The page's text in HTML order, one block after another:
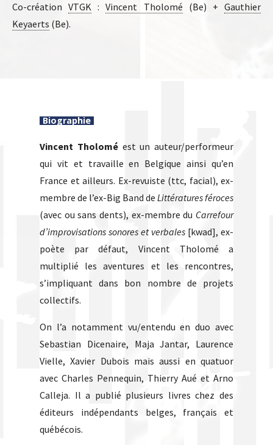
Co-créationVTGK :Vincent Tholomé (Be) +Gauthier
Keyaerts (Be).
Biographie
Vincent Tholoméest un auteur/performeur
qui vit et travaille en Belgique ainsi qu’en
France et ailleurs. Ex-revuiste (ttc, facial), ex-
membre de l’ex-Big Band de Littératures féroces
(avec ou sans dents), ex-membre du Carrefour
d’improvisations sonores et verbales [kwad], ex-
poète par défaut, Vincent Tholomé a
multiplié les aventures et les rencontres,
s’impliquant dans bon nombre de projets
collectifs.
On l’a notamment vu/entendu en duo avec
Sebastian Dicenaire, Maja Jantar, Laurence
Vielle, Xavier Dubois mais aussi en quatuor
avec Charles Pennequin, Thierry Aué et Arno
Calleja. Il a publié plusieurs livres chez des
éditeurs indépendants belges, français et
québécois.